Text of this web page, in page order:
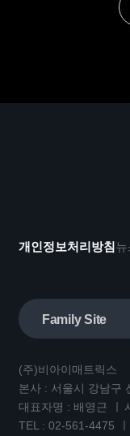
개인정보처리방침
Family Site
(주)비아이매트릭스
본사 : 서울시 강남구
대표자명 : 배영근
TEL :02-561-4475